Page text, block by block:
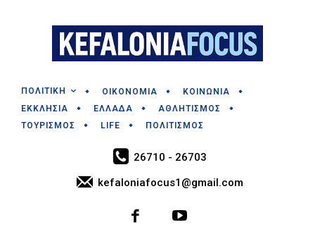
ΠΟΛΙΤΙΚΗ ΟΙΚΟΝΟΜΙΑ
ΚΟΙΝΩΝΙΑ
ΕΚΚΛΗΣΙΑ
ΕΛΛΑΔΑ
ΑΘΛΗΤΙΣΜΟΣ
ΤΟΥΡΙΣΜΟΣ
LIFE ΠΟΛΙΤΙΣΜΟΣ
26710 - 26703
kefaloniafocus1@gmail.com